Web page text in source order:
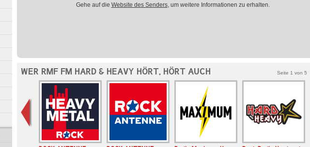
Gehe auf die Website des Senders, um weitere Informationen zu erhalten.
WER RMF FM HARD & HEAVY HÖRT, HÖRT AUCH Seite 1 von 5